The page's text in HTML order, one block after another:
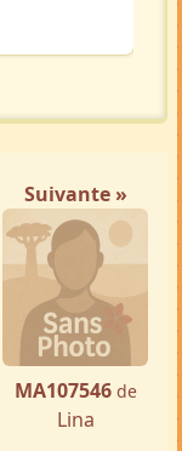
Suivante »
MA107546 de
Lina